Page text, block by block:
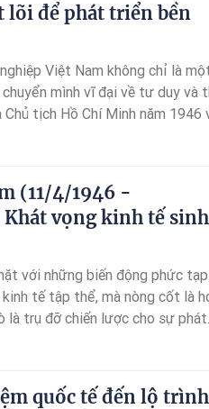
lõi để phát triển bền
Việt Nam không chỉ là
mình vĩ đại về tư duy và
tịch Hồ Chí Minh năm 1946
trải qua bao thăng trầm, thử
(11/4/1946 -
vọng kinh tế sinh
với những biến động phức
tế tập thể, mà nòng cốt là
là trụ đỡ chiến lược cho sự phát
quốc tế đến lộ trình